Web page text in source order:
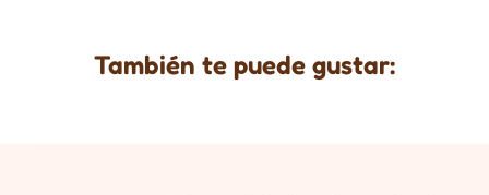
También te puede gustar: